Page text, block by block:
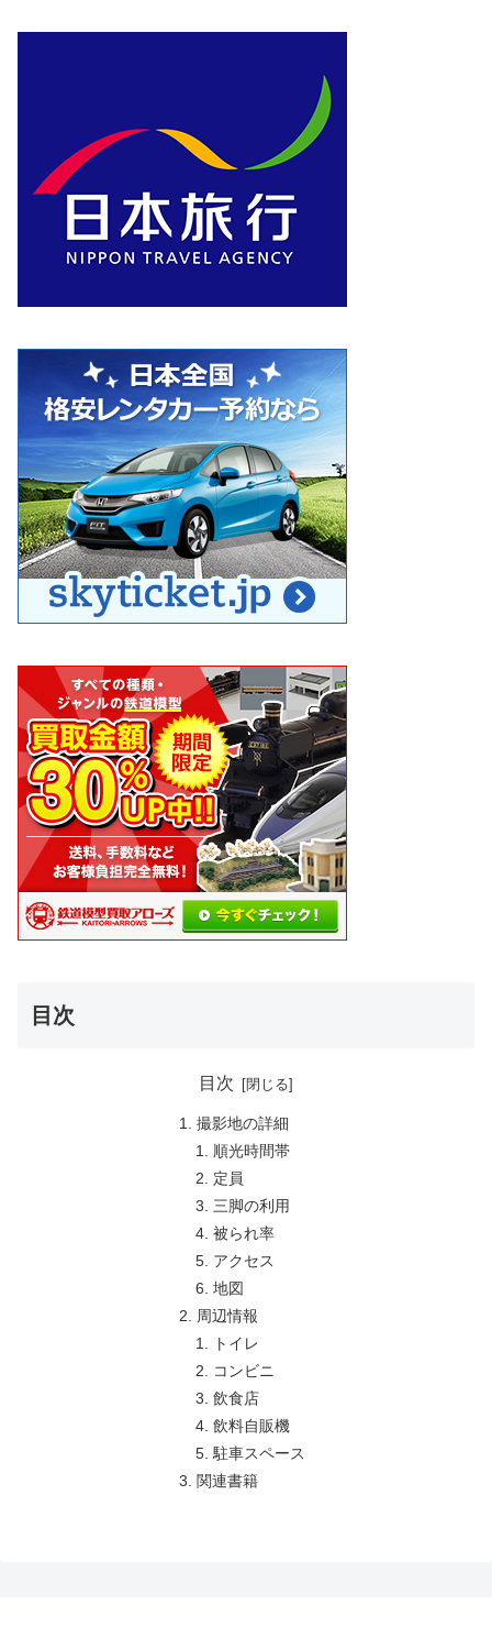
目次
目次
撮影地の詳細
順光時間帯
定員
三脚の利用
被られ率
アクセス
地図
周辺情報
トイレ
コンビニ
飲食店
飲料自販機
駐車スペース
関連書籍